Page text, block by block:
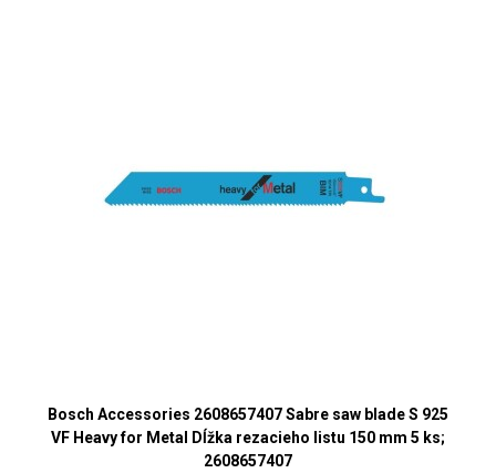
Bosch Accessories 2608657407 Sabre saw blade S 925
VF Heavy for Metal Dĺžka rezacieho listu 150 mm 5 ks;
2608657407